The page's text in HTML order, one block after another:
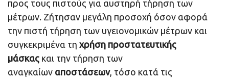
προς τους πιστούς για αυστηρή τήρηση των
μέτρων. Zήτησαν μεγάλη προσοχή όσον αφορά
την πιστή τήρηση των υγειονομικών μέτρων και
συγκεκριμένα τη χρήση προστατευτικής
μάσκας και την τήρηση των
αναγκαίων αποστάσεων, τόσο κατά τις